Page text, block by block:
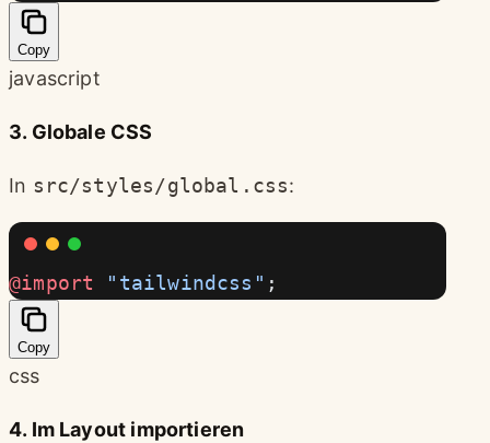
Copy
javascript
3. Globale CSS
In src/styles/global.css:
@import "tailwindcss" ;
Copy
css
4. Im Layout importieren